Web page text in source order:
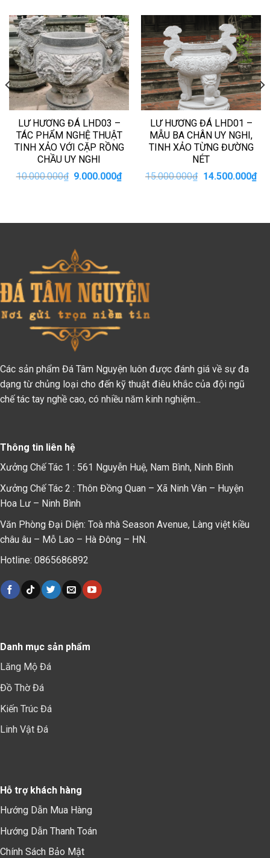
LƯ HƯƠNG ĐÁ LHD03 –
TÁC PHẨM NGHỆ THUẬT
TINH XẢO VỚI CẶP RỒNG
CHẦU UY NGHI
10.000.000₫ Giá
9.000.000₫Giá
hiện
LƯ HƯƠNG ĐÁ LHD01 –
MẪU BA CHÂN UY NGHI,
TINH XẢO TỪNG ĐƯỜNG
NÉT
15.000.000₫ Giá
14.500.000₫Giá
Các sản phẩm Đá Tâm Nguyện luôn được đánh giá về sự đa
dạng từ chủng loại cho đến kỹ thuật điêu khắc của đội ngũ
chế tác tay nghề cao, có nhiều năm kinh nghiệm...
Thông tin liên hệ
Xưởng Chế Tác 1 : 561 Nguyễn Huệ, Nam Bình, Ninh Bình
Xưởng Chế Tác 2 : Thôn Đồng Quan – Xã Ninh Vân – Huyện
Hoa Lư – Ninh Bình
Văn Phòng Đại Diện: Toà nhà Season Avenue, Làng việt kiều
châu âu – Mỗ Lao – Hà Đông – HN.
Hotline: 0865686892
Danh mục sản phẩm
Lăng Mộ Đá
Đồ Thờ Đá
Kiến Trúc Đá
Linh Vật Đá
Hỗ trợ khách hàng
Hướng Dẫn Mua Hàng
Hướng Dẫn Thanh Toán
Chính Sách Bảo Mật